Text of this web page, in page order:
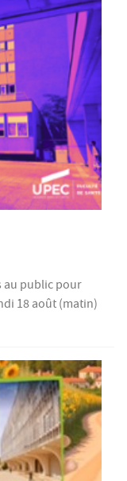
au public pour
18 août (matin)